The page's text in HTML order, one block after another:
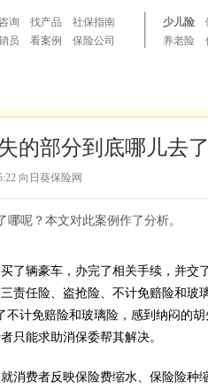
询 找产品
社保指南
员 看案例 保险公司
少儿险
养老险
的部分到底哪儿去了
向日葵保险网
哪呢？本文对此案例作了分析。
辆豪车，办完了相关手续，并交
责任险、盗抢险、不计免赔险和玻
计免赔险和玻璃险，感到纳闷的胡
只能求助消保委帮其解决。
费者反映保险费缩水、保险险种